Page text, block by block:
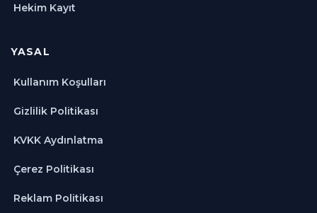
Hekim Kayıt
YASAL
Kullanım Koşulları
Gizlilik Politikası
KVKK Aydınlatma
Çerez Politikası
Reklam Politikası